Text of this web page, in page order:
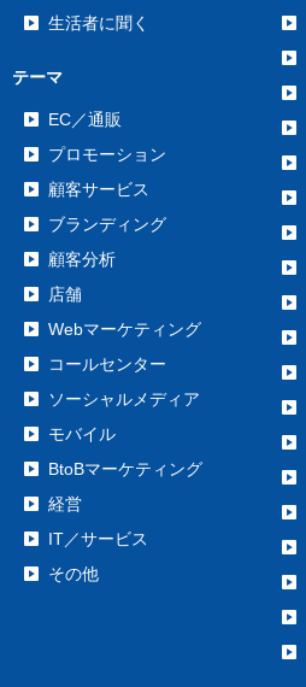
生活者に聞く
テーマ
EC／通販
プロモーション
顧客サービス
ブランディング
顧客分析
店舗
Webマーケティング
コールセンター
ソーシャルメディア
モバイル
BtoBマーケティング
経営
IT／サービス
その他